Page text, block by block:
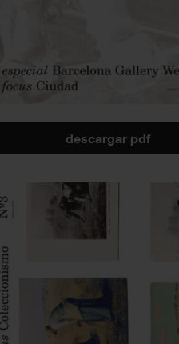
descargar pdf